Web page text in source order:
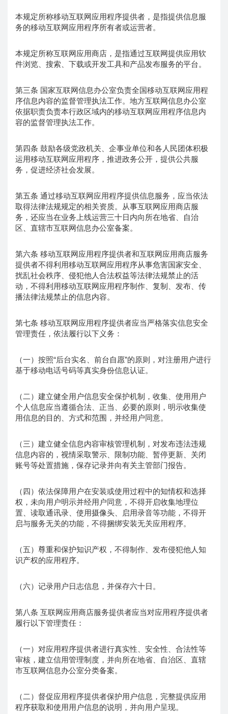
本规定所称移动互联网应用程序提供者，是指提供信息服
务的移动互联网应用程序所有者或运营者。
本规定所称互联网应用商店，是指通过互联网提供应用软
件浏览、搜索、下载或开发工具和产品发布服务的平台。
第三条 国家互联网信息办公室负责全国移动互联网应用程
序信息内容的监督管理执法工作。地方互联网信息办公室
依据职责负责本行政区域内的移动互联网应用程序信息内
容的监督管理执法工作。
第四条 鼓励各级党政机关、企事业单位和各人民团体积极
运用移动互联网应用程序，推进政务公开，提供公共服
务，促进经济社会发展。
第五条 通过移动互联网应用程序提供信息服务，应当依法
取得法律法规规定的相关资质。从事互联网应用商店服
务，还应当在业务上线运营三十日内向所在地省、自治
区、直辖市互联网信息办公室备案。
第六条 移动互联网应用程序提供者和互联网应用商店服务
提供者不得利用移动互联网应用程序从事危害国家安全、
扰乱社会秩序、侵犯他人合法权益等法律法规禁止的活
动，不得利用移动互联网应用程序制作、复制、发布、传
播法律法规禁止的信息内容。
第七条 移动互联网应用程序提供者应当严格落实信息安全
管理责任，依法履行以下义务：
（一）按照“后台实名、前台自愿”的原则，对注册用户进行
基于移动电话号码等真实身份信息认证。
（二）建立健全用户信息安全保护机制，收集、使用用户
个人信息应当遵循合法、正当、必要的原则，明示收集使
用信息的目的、方式和范围，并经用户同意。
（三）建立健全信息内容审核管理机制，对发布违法违规
信息内容的，视情采取警示、限制功能、暂停更新、关闭
账号等处置措施，保存记录并向有关主管部门报告。
（四）依法保障用户在安装或使用过程中的知情权和选择
权，未向用户明示并经用户同意，不得开启收集地理位
置、读取通讯录、使用摄像头、启用录音等功能，不得开
启与服务无关的功能，不得捆绑安装无关应用程序。
（五）尊重和保护知识产权，不得制作、发布侵犯他人知
识产权的应用程序。
（六）记录用户日志信息，并保存六十日。
第八条 互联网应用商店服务提供者应当对应用程序提供者
履行以下管理责任：
（一）对应用程序提供者进行真实性、安全性、合法性等
审核，建立信用管理制度，并向所在地省、自治区、直辖
市互联网信息办公室分类备案。
（二）督促应用程序提供者保护用户信息，完整提供应用
程序获取和使用用户信息的说明，并向用户呈现。